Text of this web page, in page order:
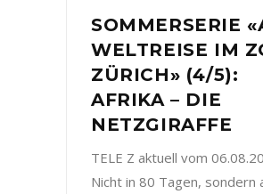
SOMMERSERIE
WELTREISE IM
ZÜRICH» (4/5):
AFRIKA – DIE
NETZGIRAFFE
TELE Z aktuell vom
Nicht in 80 Tagen, sondern